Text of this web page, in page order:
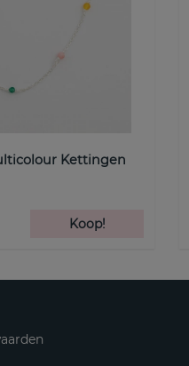
Kettingen
Koop!